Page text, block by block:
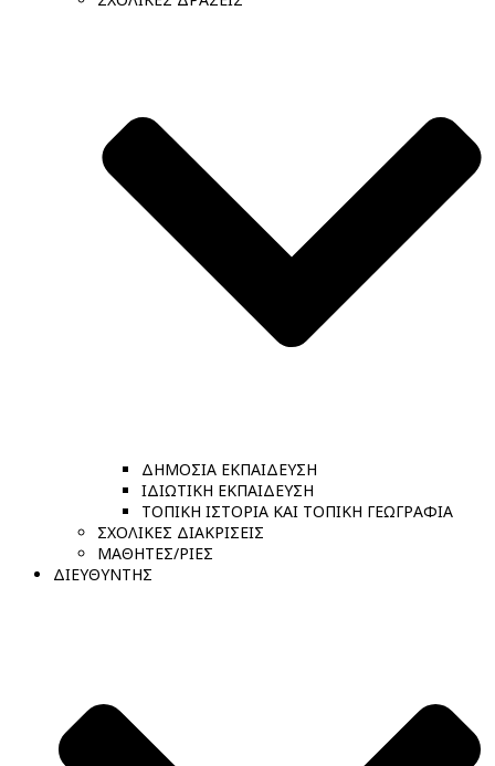
ΔΗΜΟΣΙΑ ΕΚΠΑΙΔΕΥΣΗ
ΙΔΙΩΤΙΚΗ ΕΚΠΑΙΔΕΥΣΗ
ΤΟΠΙΚΗ ΙΣΤΟΡΙΑ ΚΑΙ ΤΟΠΙΚΗ ΓΕΩΓΡΑΦΙΑ
ΣΧΟΛΙΚΕΣ ΔΙΑΚΡΙΣΕΙΣ
ΜΑΘΗΤΕΣ/ΡΙΕΣ
ΔΙΕΥΘΥΝΤΗΣ